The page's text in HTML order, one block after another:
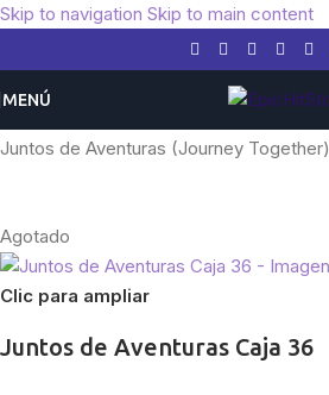
Skip to navigation Skip to main content
MENÚ
Juntos de Aventuras (Journey Together)
Agotado
Clic para ampliar
Juntos de Aventuras Caja 36